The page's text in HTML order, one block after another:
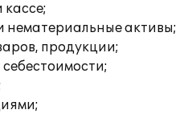
нематериальные активы;
продукции;